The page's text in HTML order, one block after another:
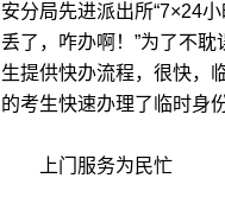
安分局先进派出所“7×24
丢了，咋办啊！”为了不
生提供快办流程，很快，
的考生快速办理了临时身
上门服务为民忙